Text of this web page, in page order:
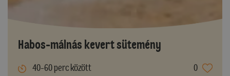
Habos-málnás kevert sütemény
40-60 perc között
0